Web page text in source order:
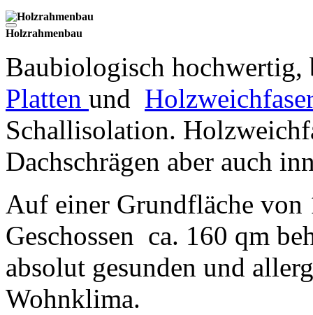
Holzrahmenbau
Baubiologisch hochwertig,
Platten und
Schallisolation.
Dachschrägen aber auch
Auf einer Grundfläche von
Geschossen ca. 160 qm
absolut gesunden und
Wohnklima.